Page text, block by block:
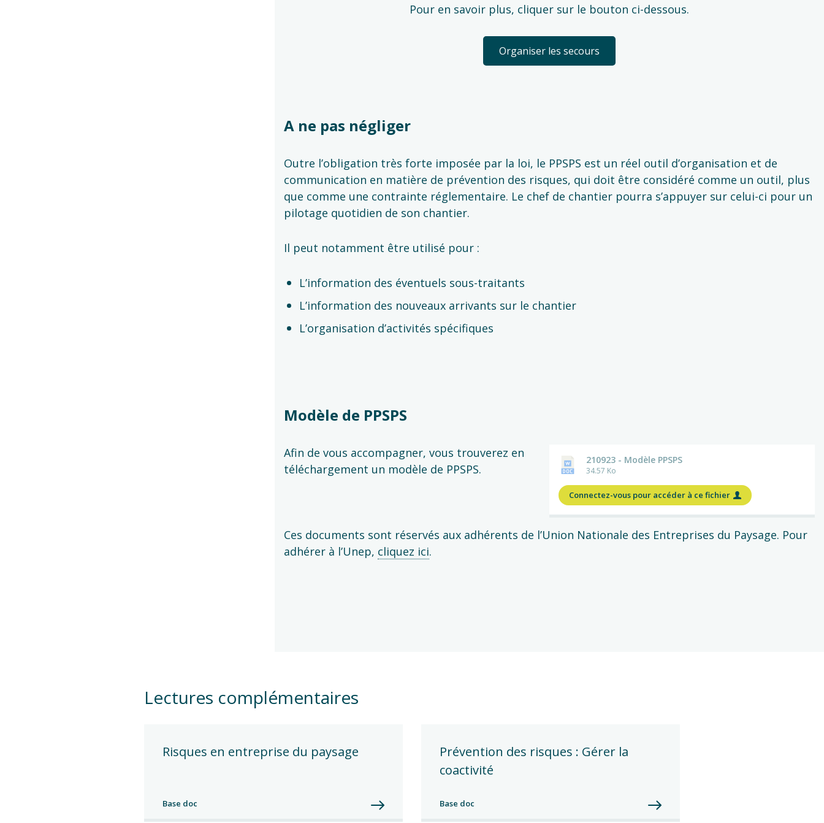
Pour en savoir plus, cliquer sur le bouton ci-dessous.
Organiser les secours
A ne pas négliger
Outre l’obligation très forte imposée par la loi, le PPSPS est un réel outil d’organisation et de
communication en matière de prévention des risques, qui doit être considéré comme un outil, plus
que comme une contrainte réglementaire. Le chef de chantier pourra s’appuyer sur celui-ci pour un
pilotage quotidien de son chantier.
Il peut notamment être utilisé pour :
L’information des éventuels sous-traitants
L’information des nouveaux arrivants sur le chantier
L’organisation d’activités spécifiques
Modèle de PPSPS
Afin de vous accompagner, vous trouverez en
téléchargement un modèle de PPSPS.
210923 - Modèle PPSPS
34.57 Ko
Connectez-vous pour accéder à ce fichier
Ces documents sont réservés aux adhérents de l’Union Nationale des Entreprises du Paysage. Pour
adhérer à l’Unep, cliquez ici.
Lectures complémentaires
Risques en entreprise du paysage
Base doc
Prévention des risques : Gérer la
coactivité
Base doc